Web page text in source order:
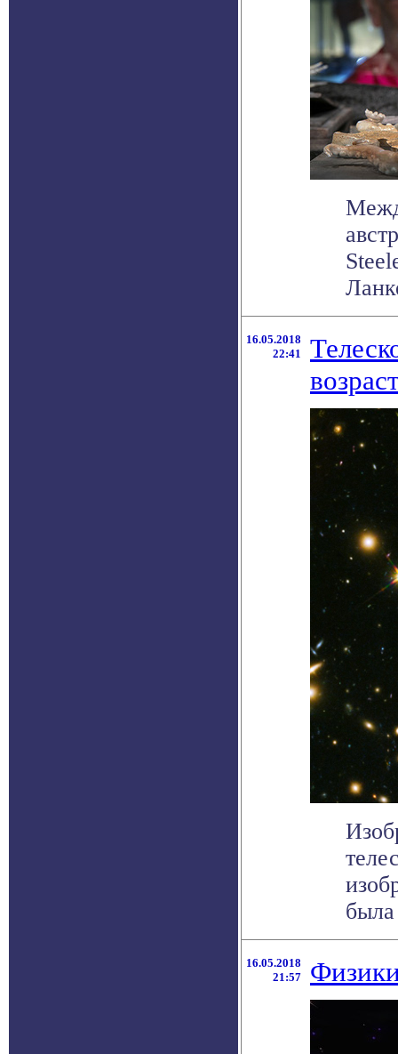
16.05.2018
22:41
16.05.2018
21:57